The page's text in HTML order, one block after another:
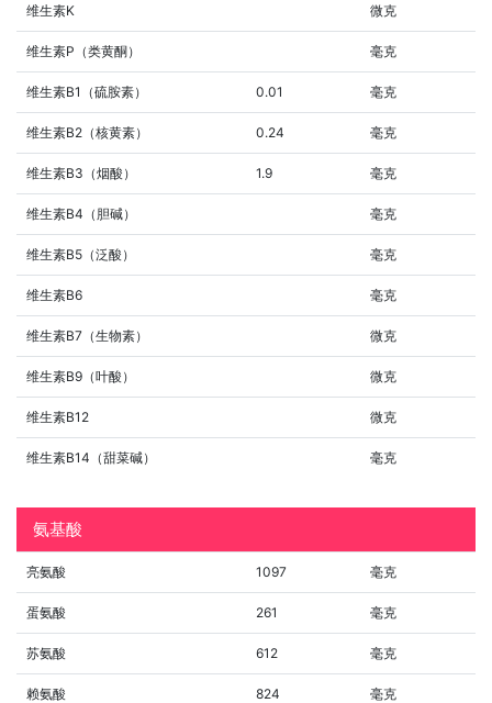
维生素K 微克
维生素P（类黄酮） 毫克
维生素B1（硫胺素） 0.01 毫克
维生素B2（核黄素） 0.24 毫克
维生素B3（烟酸） 1.9 毫克
维生素B4（胆碱） 毫克
维生素B5（泛酸） 毫克
维生素B6 毫克
维生素B7（生物素） 微克
维生素B9（叶酸） 微克
维生素B12 微克
维生素B14（甜菜碱） 毫克
氨基酸
亮氨酸 1097 毫克
蛋氨酸 261 毫克
苏氨酸 612 毫克
赖氨酸 824 毫克